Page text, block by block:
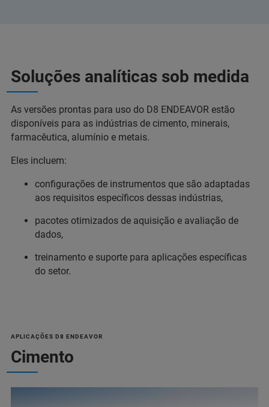
Soluções analíticas sob medida
As versões prontas para uso do D8 ENDEAVOR estão
disponíveis para as indústrias de cimento, minerais,
farmacêutica, alumínio e metais.
Eles incluem:
configurações de instrumentos que são adaptadas
aos requisitos específicos dessas indústrias,
pacotes otimizados de aquisição e avaliação de
dados,
treinamento e suporte para aplicações específicas
do setor.
APLICAÇÕES D8 ENDEAVOR
Cimento